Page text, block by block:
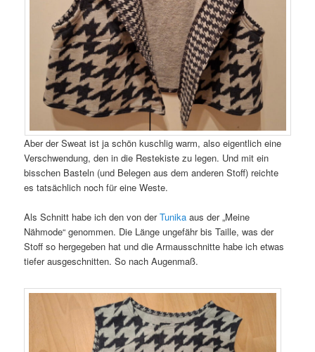
Aber der Sweat ist ja schön kuschlig warm, also eigentlich eine
Verschwendung, den in die Restekiste zu legen. Und mit ein
bisschen Basteln (und Belegen aus dem anderen Stoff) reichte
es tatsächlich noch für eine Weste.
Als Schnitt habe ich den von derTunika aus der „Meine
Nähmode“ genommen. Die Länge ungefähr bis Taille, was der
Stoff so hergegeben hat und die Armausschnitte habe ich etwas
tiefer ausgeschnitten. So nach Augenmaß.